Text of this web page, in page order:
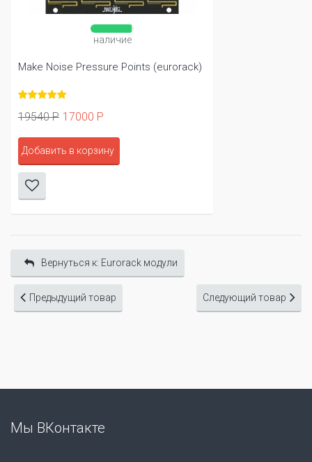
наличие
Make Noise Pressure Points (eurorack)
19540 Р 17000 Р
Добавить в корзину
Вернуться к: Eurorack модули
Предыдущий товар Следующий товар
Мы ВКонтакте